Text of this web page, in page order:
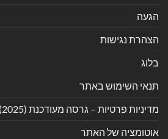
הגעה
הצהרת נגישות
בלוג
תנאי השימוש באתר
מדיניות פרטיות – גרסה מעודכנת (2025)
אוטומציה של האתר